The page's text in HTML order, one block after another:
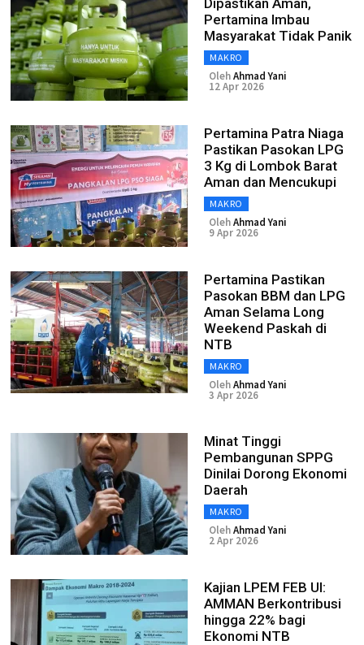
Dipastikan Aman,
Pertamina Imbau
Masyarakat Tidak Panik
MAKRO
OlehAhmad Yani
12 Apr 2026
Pertamina Patra Niaga
Pastikan Pasokan LPG
3 Kg di Lombok Barat
Aman dan Mencukupi
MAKRO
OlehAhmad Yani
9 Apr 2026
Pertamina Pastikan
Pasokan BBM dan LPG
Aman Selama Long
Weekend Paskah di
NTB
MAKRO
OlehAhmad Yani
3 Apr 2026
Minat Tinggi
Pembangunan SPPG
Dinilai Dorong Ekonomi
Daerah
MAKRO
OlehAhmad Yani
2 Apr 2026
Kajian LPEM FEB UI:
AMMAN Berkontribusi
hingga 22% bagi
Ekonomi NTB